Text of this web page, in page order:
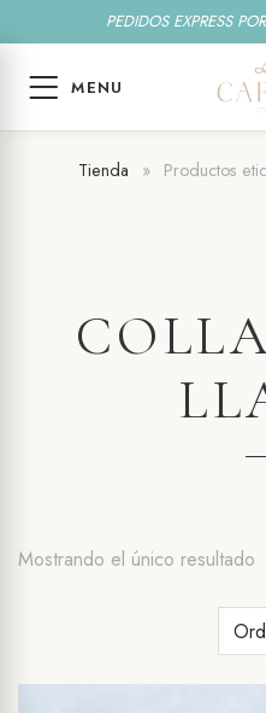
PEDIDOS EXPRESS
MENU
Tienda » Productos
Mostrando el único resultado